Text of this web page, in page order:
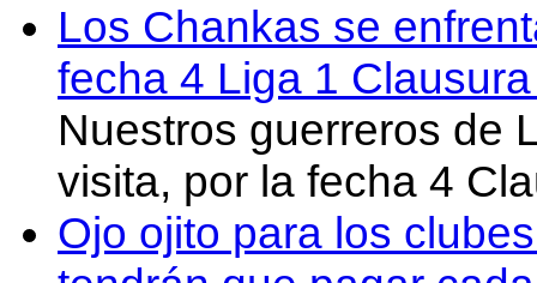
Los Chankas se
fecha 4 Liga 1
Nuestros guerreros de
visita, por la fecha 4
Ojo ojito para los